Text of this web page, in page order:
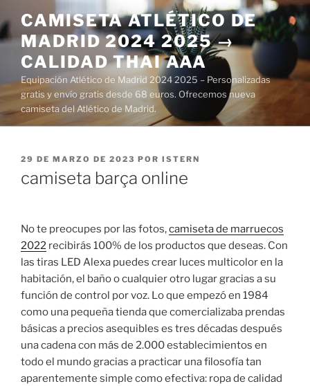
al
contenido
CAMISETA ATLÉTICO DE
MADRID 2024 2025 →
CALIDAD THAI AAA
Equipación Atlético de Madrid 2024 2025 – Personalizadas
gratis y envío gratis desde 68 euros. Ofrecemos nueva
camiseta del Atlético de Madrid.
PUBLICADO
29 DE MARZO DE 2023 POR ISTERN
camiseta barça online
No te preocupes por las fotos,camiseta de marruecos
2022 recibirás 100% de los productos que deseas. Con
las tiras LED Alexa puedes crear luces multicolor en la
habitación, el baño o cualquier otro lugar gracias a su
función de control por voz. Lo que empezó en 1984
como una pequeña tienda que comercializaba prendas
básicas a precios asequibles es tres décadas después
una cadena con más de 2.000 establecimientos en
todo el mundo gracias a practicar una filosofía tan
aparentemente simple como efectiva: ropa de calidad